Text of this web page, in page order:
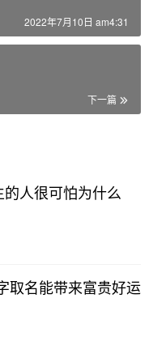
2022年7月10日 am4:31
下一篇
人很可怕为什么
取名能带来富贵好运